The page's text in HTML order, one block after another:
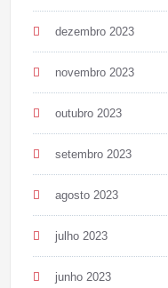
dezembro 2023
novembro 2023
outubro 2023
setembro 2023
agosto 2023
julho 2023
junho 2023